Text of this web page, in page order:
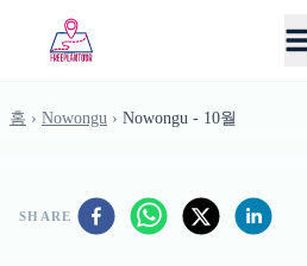
홈 › Nowongu › Nowongu - 10월
SHARE